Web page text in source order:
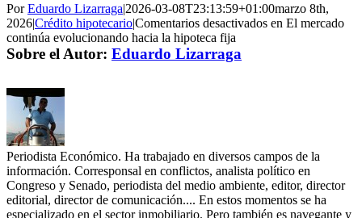
PorEduardo Lizarraga|2026-03-08T23:13:59+01:00marzo 8th,
2026|Crédito hipotecario|Comentarios desactivados en El mercado
continúa evolucionando hacia la hipoteca fija
Sobre el Autor: Eduardo Lizarraga
Periodista Económico. Ha trabajado en diversos campos de la
información. Corresponsal en conflictos, analista político en
Congreso y Senado, periodista del medio ambiente, editor, director
editorial, director de comunicación.... En estos momentos se ha
especializado en el sector inmobiliario. Pero también es navegante y